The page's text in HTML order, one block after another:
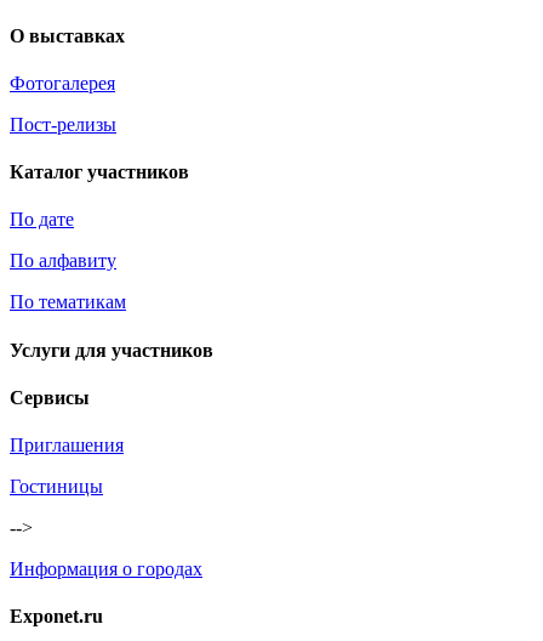
О выставках
Фотогалерея
Пост-релизы
Каталог участников
По дате
По алфавиту
По тематикам
Услуги для участников
Сервисы
Приглашения
Гостиницы
-->
Информация о городах
Exponet.ru